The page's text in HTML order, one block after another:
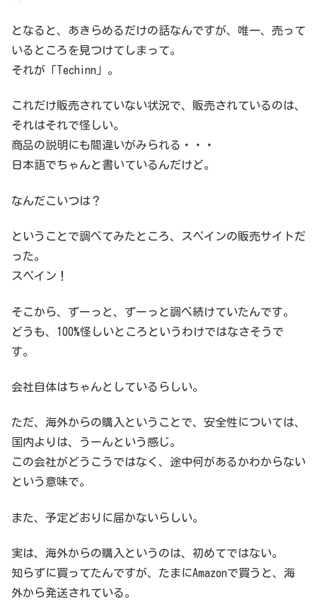
となると、あきらめるだけの話なんですが、唯一、売って
いるところを見つけてしまって。
それが「Techinn」。
これだけ販売されていない状況で、販売されているのは、
それはそれで怪しい。
商品の説明にも間違いがみられる・・・
日本語でちゃんと書いているんだけど。
なんだこいつは？
ということで調べてみたところ、スペインの販売サイトだ
った。
スペイン！
そこから、ずーっと、ずーっと調べ続けていたんです。
どうも、100%怪しいところというわけではなさそうで
す。
会社自体はちゃんとしているらしい。
ただ、海外からの購入ということで、安全性については、
国内よりは、うーんという感じ。
この会社がどうこうではなく、途中何があるかわからない
という意味で。
また、予定どおりに届かないらしい。
実は、海外からの購入というのは、初めてではない。
知らずに買ってたんですが、たまにAmazonで買うと、海
外から発送されている。